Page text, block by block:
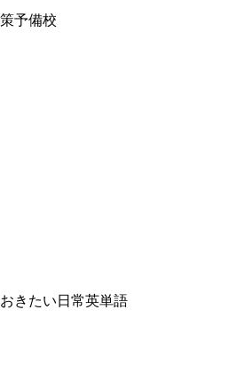
予備校
きたい日常英単語